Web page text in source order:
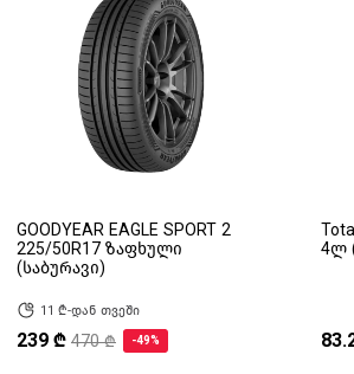
GOODYEAR EAGLE SPORT 2
225/50R17 ზაფხული
(საბურავი)
11 ₾-დან თვეში
239 ₾ 470 ₾ -49%
4ლ